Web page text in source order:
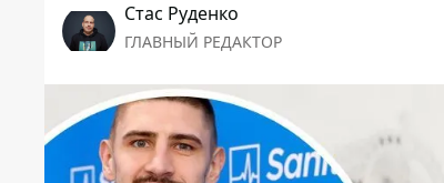
Стаc Руденко
ГЛАВНЫЙ РЕДАКТОР